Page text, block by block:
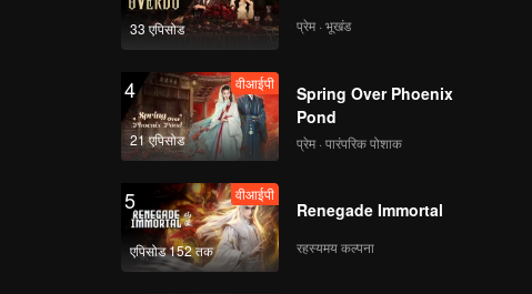
33 एपिसोड प्रेम · भूखंड
4
21 एपिसोड
वीआईपी
Spring Over Phoenix
Pond
प्रेम · पारंपरिक पोशाक
5
एपिसोड 152 तक
वीआईपी
Renegade Immortal
रहस्यमय कल्पना